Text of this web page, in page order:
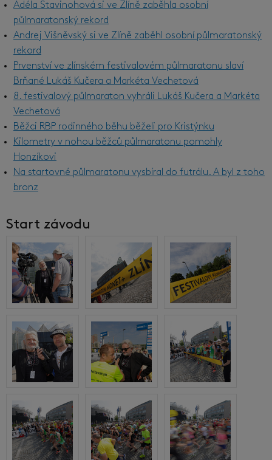
Adéla Stavinohová si ve Zlíně zaběhla osobní
půlmaratonský rekord
Andrej Višněvský si ve Zlíně zaběhl osobní půlmaratonský
rekord
Prvenství ve zlínském festivalovém půlmaratonu slaví
Brňané Lukáš Kučera a Markéta Vechetová
8. festivalový půlmaraton vyhráli Lukáš Kučera a Markéta
Vechetová
Běžci RBP rodinného běhu běželi pro Kristýnku
Kilometry v nohou běžců půlmaratonu pomohly
Honzíkovi
Na startovné půlmaratonu vysbíral do futrálu. A byl z toho
bronz
Start závodu